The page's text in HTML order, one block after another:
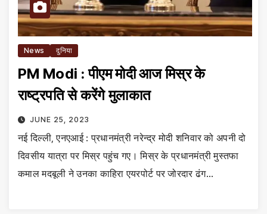
News दुनिया
PM Modi : पीएम मोदी आज मिस्र के
राष्ट्रपति से करेंगे मुलाकात
JUNE 25, 2023
नई दिल्ली, एनएआई : प्रधानमंत्री नरेन्द्र मोदी शनिवार को अपनी दो
दिवसीय यात्रा पर मिस्र पहुंच गए। मिस्र के प्रधानमंत्री मुस्तफा
कमाल मदबूली ने उनका काहिरा एयरपोर्ट पर जोरदार ढंग…